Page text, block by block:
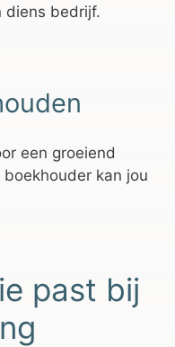
diens bedrijf.
een groeiend
kan jou
past bij